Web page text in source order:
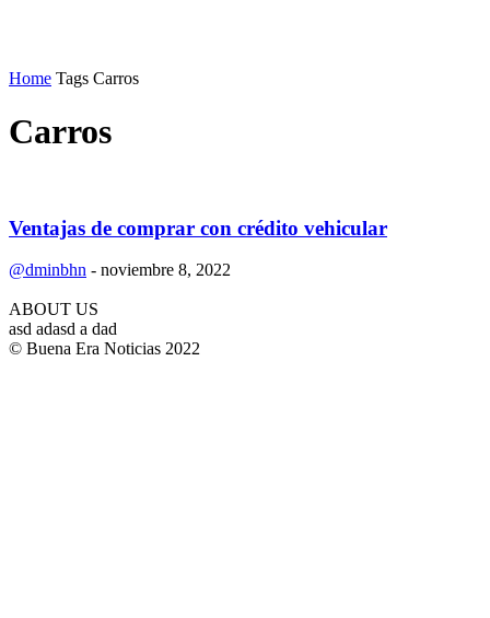
Home Tags Carros
Carros
Ventajas de comprar con crédito vehicular
@dminbhn - noviembre 8, 2022
ABOUT US
asd adasd a dad
© Buena Era Noticias 2022